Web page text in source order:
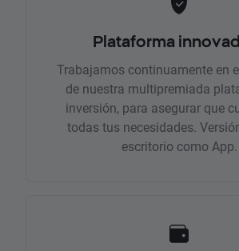
Plataforma
Trabajamos continuamente en
de nuestra multipremiada
inversión, para asegurar que
todas tus necesidades.
escritorio como App.